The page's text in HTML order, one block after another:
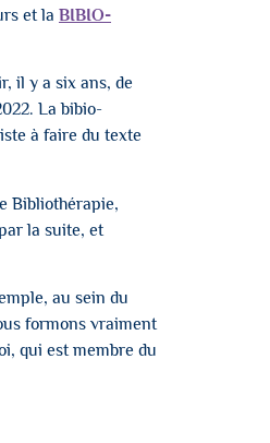
et la BIBIO-
il y a six ans, de
La bibio-
à faire du texte
Bibliothérapie,
la suite, et
au sein du
formons vraiment
qui est membre du